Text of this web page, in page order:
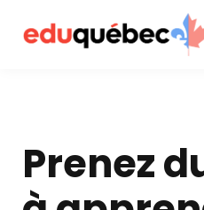
A propos
Nous
Prenez